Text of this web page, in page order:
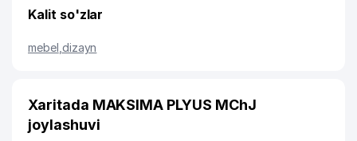
Kalit so'zlar
mebel dizayn
Xaritada MAKSIMA PLYUS MChJ
joylashuvi